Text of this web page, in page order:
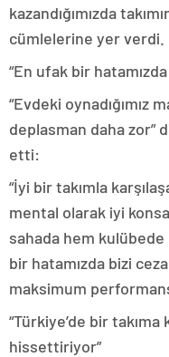
kazandığımızda
cümlelerine yer verdi.
“En ufak bir
“Evdeki oynadığımız
deplasman daha zor”
etti:
“İyi bir takımla
mental olarak iyi
sahada hem
bir hatamızda bizi
maksimum
“Türkiye’de bir
hissettiriyor”